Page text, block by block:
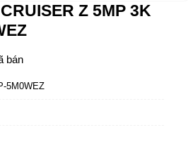
Z 5MP 3K
bán
5M0WEZ